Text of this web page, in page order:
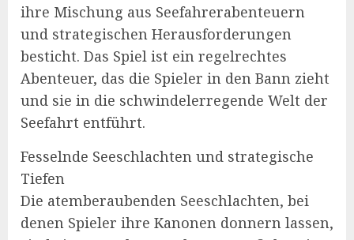
ihre Mischung aus Seefahrerabenteuern
und strategischen Herausforderungen
besticht. Das Spiel ist ein regelrechtes
Abenteuer, das die Spieler in den Bann zieht
und sie in die schwindelerregende Welt der
Seefahrt entführt.
Fesselnde Seeschlachten und strategische
Tiefen
Die atemberaubenden Seeschlachten, bei
denen Spieler ihre Kanonen donnern lassen,